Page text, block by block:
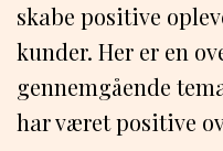
skabe positive
kunder. Her er en
gennemgående
har været positive